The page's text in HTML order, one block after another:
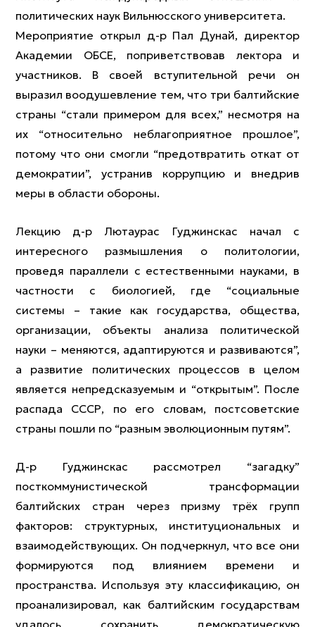
политических наук Вильнюсского университета.
Мероприятие открыл д-р Пал Дунай, директор
Академии ОБСЕ, поприветствовав лектора и
участников. В своей вступительной речи он
выразил воодушевление тем, что три балтийские
страны “стали примером для всех,” несмотря на
их “относительно неблагоприятное прошлое”,
потому что они смогли “предотвратить откат от
демократии”, устранив коррупцию и внедрив
меры в области обороны.
Лекцию д-р Лютaурас Гуджинскас начал с
интересного размышления о политологии,
проведя параллели с естественными науками, в
частности с биологией, где “социальные
системы – такие как государства, общества,
организации, объекты анализа политической
науки – меняются, адаптируются и развиваются”,
а развитие политических процессов в целом
является непредсказуемым и “открытым”. После
распада СССР, по его словам, постсоветские
страны пошли по “разным эволюционным путям”.
Д-р Гуджинскас рассмотрел “загадку”
посткоммунистической трансформации
балтийских стран через призму трёх групп
факторов: структурных, институциональных и
взаимодействующих. Он подчеркнул, что все они
формируются под влиянием времени и
пространства. Используя эту классификацию, он
проанализировал, как балтийским государствам
удалось сохранить демократическую